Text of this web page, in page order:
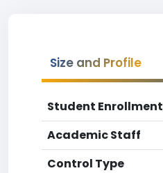
Size and Profile
Student Enrollment
Academic Staff
Control Type